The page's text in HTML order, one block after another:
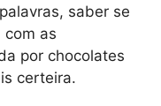
saber se
com as
por chocolates
certeira.